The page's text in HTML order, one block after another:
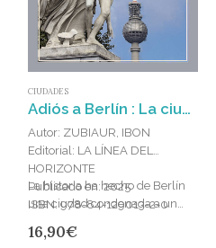
CIUDADES
Adiós a Berlín : La ciudad en continua reinvención
Autor: ZUBIAUR, IBON
Editorial: LA LÍNEA DEL
HORIZONTE
Publicado en: 2025
ISBN: 978-84-129013-2-0
La historia ha hecho de Berlín
una ciudad condenada a un
transformaciones urbanísticas,
16,90€